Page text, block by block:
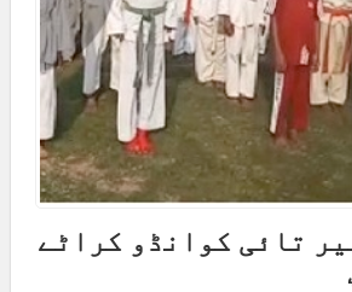
تائی کوانڈو کراٹے